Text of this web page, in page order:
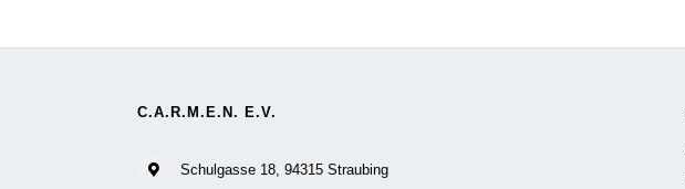
C.A.R.M.E.N. E.V.
Schulgasse 18, 94315 Straubing